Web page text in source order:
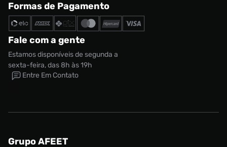
Formas de Pagamento
Fale com a gente
Estamos disponíveis de segunda a
sexta-feira, das 8h às 19h
Entre Em Contato
Grupo AFEET